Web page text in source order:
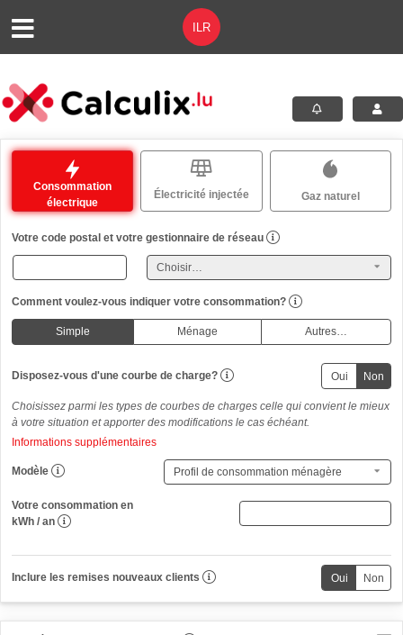
Consommation
électrique
Électricité injectée Gaz naturel
Votre code postal et votre gestionnaire de réseau
Comment voulez-vous indiquer votre consommation?
Simple Ménage Autres…
Disposez-vous d'une courbe de charge?
Choisissez parmi les types de courbes de charges celle qui convient le mieux
à votre situation et apporter des modifications le cas échéant.
Informations supplémentaires
Modèle
Votre consommation en
kWh / an (
q
Inclure les remises nouveaux clients